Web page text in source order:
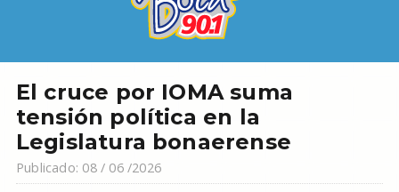
El cruce por IOMA suma
tensión política en la
Legislatura bonaerense
Publicado: 08 / 06 /2026